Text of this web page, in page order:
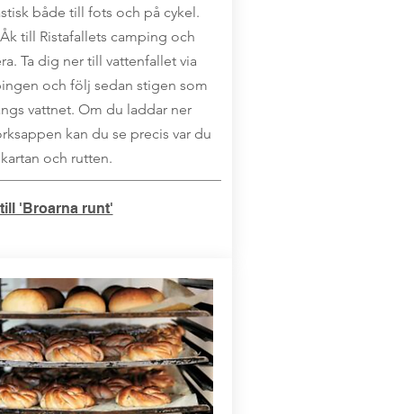
både till fots och på cykel.
till Ristafallets camping och
Ta dig ner till vattenfallet via
och följ sedan stigen som
vattnet. Om du laddar ner
kan du se precis var du
och rutten.
'Broarna runt'